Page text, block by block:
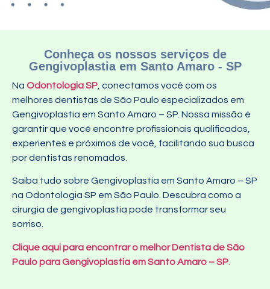
Conheça os nossos serviços de
Gengivoplastia em Santo Amaro - SP
Na Odontologia SP , conectamos você com os
melhores dentistas de São Paulo especializados em
Gengivoplastia em Santo Amaro – SP. Nossa missão é
garantir que você encontre profissionais qualificados,
experientes e próximos de você, facilitando sua busca
por dentistas renomados.
Saiba tudo sobre Gengivoplastia em Santo Amaro – SP
na Odontologia SP em São Paulo. Descubra como a
cirurgia de gengivoplastia pode transformar seu
sorriso.
Clique aqui para encontrar o melhor Dentista de São
Paulo para Gengivoplastia em Santo Amaro – SP